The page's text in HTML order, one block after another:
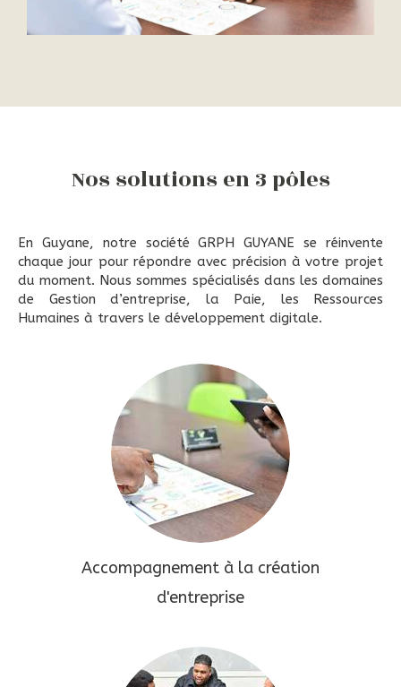
Nos solutions en 3 pôles
En Guyane, notre société GRPH GUYANE se réinvente
chaque jour pour répondre avec précision à votre projet
du moment. Nous sommes spécialisés dans les domaines
de Gestion d’entreprise, la Paie, les Ressources
Humaines à travers le développement digitale.
Accompagnement à la création
d'entreprise